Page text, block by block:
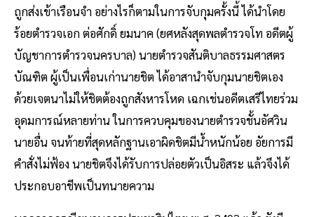
ถูกส่งเข้าเรือนจำ อย่างไรก็ตามในการจับกุมครั้งนี้ ได้นำโดย
ร้อยตำรวจเอก ต่อศักดิ์ ยมนาค (ยศหลังสุดพลตำรวจโท อดีตผู้
บัญชาการตำรวจนครบาล) นายตำรวจสันติบาลธรรมศาสตร
บัณฑิต ผู้เป็นเพื่อนเก่านายชิต ได้อาสานำจับกุมนายชิตเอง
ด้วยเจตนาไม่ให้ชิตต้องถูกสังหารโหด เฉกเช่นอดีตเสรีไทยร่วม
อุดมการณ์หลายท่าน ในการควบคุมของนายตำรวจชั้นอัศวิน
นายอื่น จนท้ายที่สุดหลักฐานเอาผิดชิตมีน้ำหนักน้อย อัยการมี
คำสั่งไม่ฟ้อง นายชิตจึงได้รับการปล่อยตัวเป็นอิสระ แล้วจึงได้
ประกอบอาชีพเป็นทนายความ